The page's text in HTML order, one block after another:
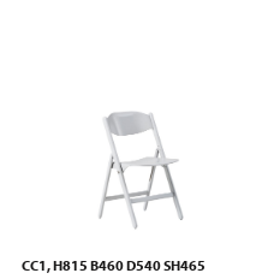
CC1, H815 B460 D540 SH465